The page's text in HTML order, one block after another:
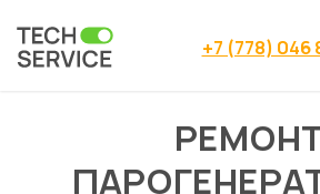
+7 (778) 046
Сервисный центр
Ремонт
Ремонт парогенераторов